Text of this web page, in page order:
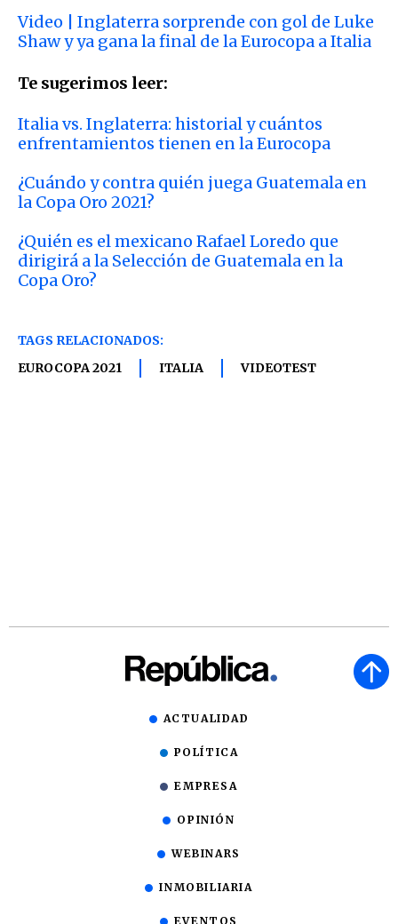
Video | Inglaterra sorprende con gol de Luke
Shaw y ya gana la final de la Eurocopa a Italia
Te sugerimos leer:
Italia vs. Inglaterra: historial y cuántos
enfrentamientos tienen en la Eurocopa
¿Cuándo y contra quién juega Guatemala en
la Copa Oro 2021?
¿Quién es el mexicano Rafael Loredo que
dirigirá a la Selección de Guatemala en la
Copa Oro?
TAGS RELACIONADOS:
EUROCOPA 2021
ITALIA VIDEOTEST
ACTUALIDAD
POLÍTICA
EMPRESA
OPINIÓN
WEBINARS
INMOBILIARIA
EVENTOS